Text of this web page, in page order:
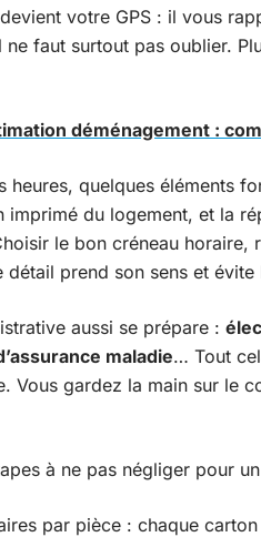
votre GPS : il vous
ne faut surtout pas oublier.
déménagement :
heures, quelques éléments
imprimé du logement, et la
le bon créneau horaire,
détail prend son sens et évite
aussi se prépare :
maladie… Tout
Vous gardez la main sur le
à ne pas négliger pour
par pièce : chaque